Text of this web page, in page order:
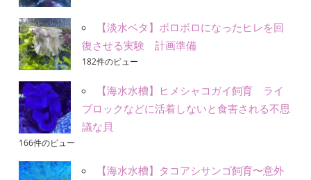
【淡水ベタ】ボロボロになったヒレを回
復させる実験 計画準備
182件のビュー
【海水水槽】ヒメシャコガイ飼育 ライ
ブロックなどに活着しないと食害される不思
議な貝
166件のビュー
【海水水槽】タコアシサンゴ飼育〜意外